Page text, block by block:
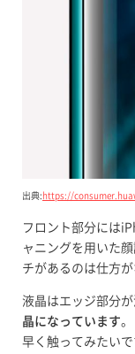
出典: https://
フロント部分には
ャニングを用いた
チがあるのは仕方
液晶はエッジ部分が
晶になっています。
早く触ってみたい